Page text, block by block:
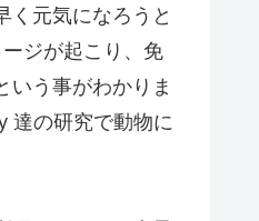
く元気になろうと
ジが起こり、免
いう事がわかりま
達の研究で動物に